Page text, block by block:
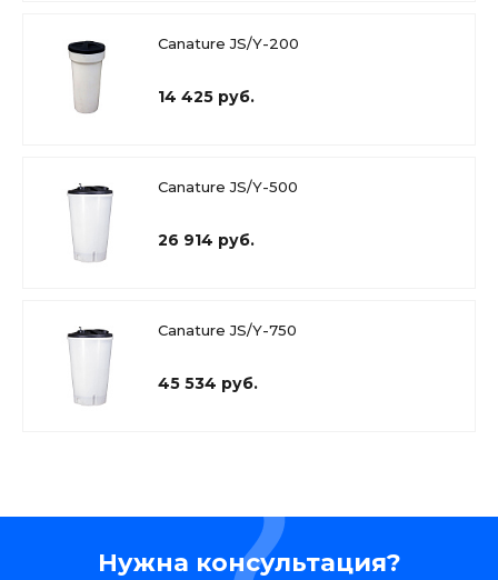
Canature JS/Y-200
14 425 руб.
Canature JS/Y-500
26 914 руб.
Canature JS/Y-750
45 534 руб.
Нужна консультация?